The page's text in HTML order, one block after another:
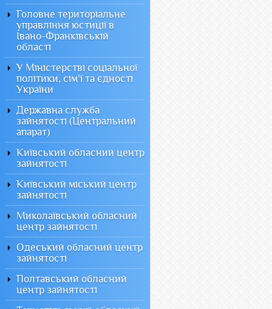
Головне територіальне
управління юстиції в
Івано-Франківській
області
У Міністерстві соціальної
політики, сім'ї та єдності
України
Державна служба
зайнятості (Центральний
апарат)
Київський обласний центр
зайнятості
Київський міський центр
зайнятості
Миколаївський обласний
центр зайнятості
Одеський обласний центр
зайнятості
Полтавський обласний
центр зайнятості